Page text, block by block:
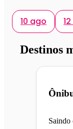
10 ago
Destinos
Saindo